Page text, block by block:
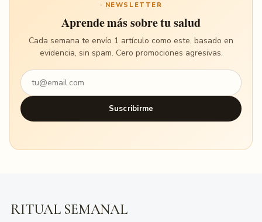
· NEWSLETTER
Aprende más sobre tu salud
Cada semana te envío 1 artículo como este, basado en
evidencia, sin spam. Cero promociones agresivas.
Suscribirme
RITUAL SEMANAL